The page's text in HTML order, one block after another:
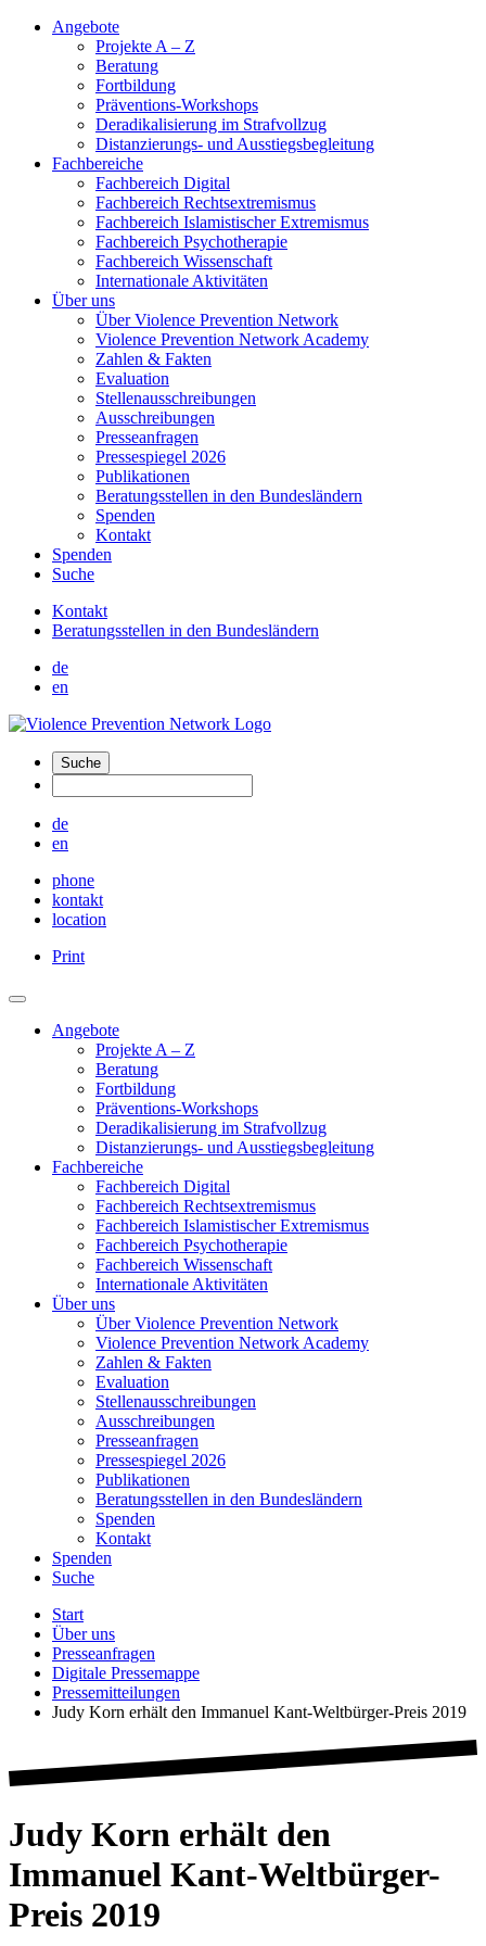
Angebote
Projekte A – Z
Beratung
Fortbildung
Präventions-Workshops
Deradikalisierung im Strafvollzug
Distanzierungs- und Ausstiegsbegleitung
Fachbereiche
Fachbereich Digital
Fachbereich Rechtsextremismus
Fachbereich Islamistischer Extremismus
Fachbereich Psychotherapie
Fachbereich Wissenschaft
Internationale Aktivitäten
Über uns
Über Violence Prevention Network
Violence Prevention Network Academy
Zahlen & Fakten
Evaluation
Stellenausschreibungen
Ausschreibungen
Presseanfragen
Pressespiegel 2026
Publikationen
Beratungsstellen in den Bundesländern
Spenden
Kontakt
Spenden
Suche
Kontakt
Beratungsstellen in den Bundesländern
de
en
Suche
de
en
phone
kontakt
location
Print
Angebote
Projekte A – Z
Beratung
Fortbildung
Präventions-Workshops
Deradikalisierung im Strafvollzug
Distanzierungs- und Ausstiegsbegleitung
Fachbereiche
Fachbereich Digital
Fachbereich Rechtsextremismus
Fachbereich Islamistischer Extremismus
Fachbereich Psychotherapie
Fachbereich Wissenschaft
Internationale Aktivitäten
Über uns
Über Violence Prevention Network
Violence Prevention Network Academy
Zahlen & Fakten
Evaluation
Stellenausschreibungen
Ausschreibungen
Presseanfragen
Pressespiegel 2026
Publikationen
Beratungsstellen in den Bundesländern
Spenden
Kontakt
Spenden
Suche
Start
Über uns
Presseanfragen
Digitale Pressemappe
Pressemitteilungen
Judy Korn erhält den Immanuel Kant-Weltbürger-Preis 2019
Judy Korn erhält den
Immanuel Kant-Weltbürger-
Preis 2019